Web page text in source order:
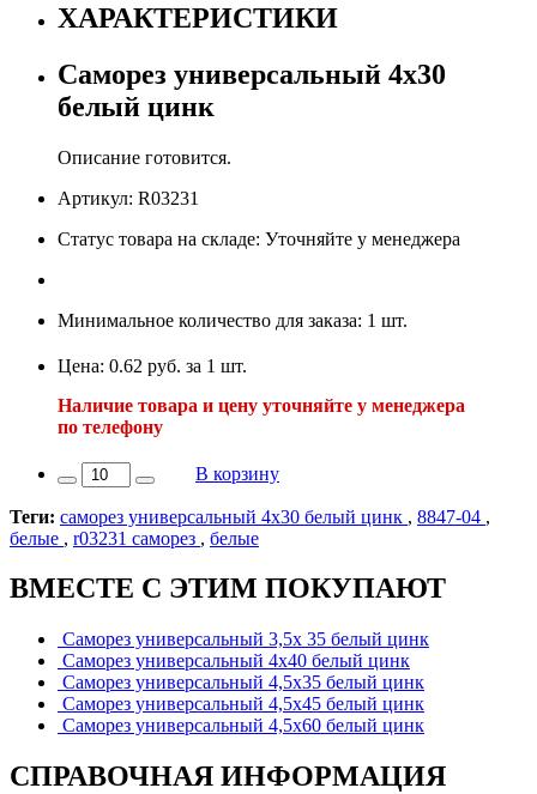
ХАРАКТЕРИСТИКИ
Саморез универсальный 4х30
белый цинк
Описание готовится.
Артикул: R03231
Статус товара на складе: Уточняйте у менеджера
Минимальное количество для заказа: 1 шт.
Цена: 0.62 руб. за 1 шт.
Наличие товара и цену уточняйте у менеджера
по телефону
В корзину
Теги: саморез универсальный 4х30 белый цинк , 8847-04 ,
белые , r03231 саморез , белые
ВМЕСТЕ С ЭТИМ ПОКУПАЮТ
Саморез универсальный 3,5х 35 белый цинк
Саморез универсальный 4х40 белый цинк
Саморез универсальный 4,5х35 белый цинк
Саморез универсальный 4,5х45 белый цинк
Саморез универсальный 4,5х60 белый цинк
СПРАВОЧНАЯ ИНФОРМАЦИЯ